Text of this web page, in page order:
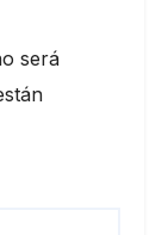
será